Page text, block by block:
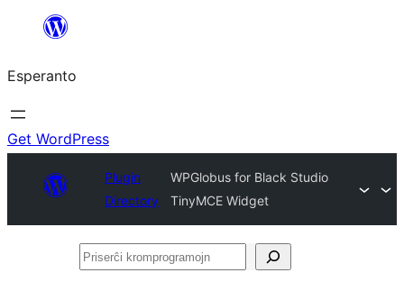
al
la
enhavo
Esperanto
Get WordPress
Plugin
Directory
WPGlobus for Black Studio
TinyMCE Widget
Priserĉi